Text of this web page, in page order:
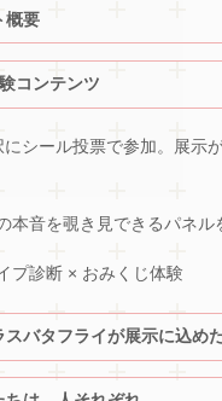
概要
コンテンツ
シール投票で参加。展示が
本音を覗き見できるパネル
プ診断 × おみくじ体験
スバタフライが展示に込め